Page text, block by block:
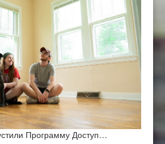
Программу Доступ…